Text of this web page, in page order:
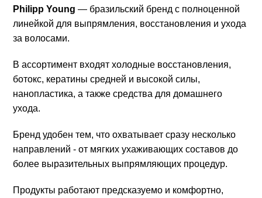
Philipp Young — бразильский бренд с полноценной
линейкой для выпрямления, восстановления и ухода
за волосами.
В ассортимент входят холодные восстановления,
ботокс, кератины средней и высокой силы,
нанопластика, а также средства для домашнего
ухода.
Бренд удобен тем, что охватывает сразу несколько
направлений - от мягких ухаживающих составов до
более выразительных выпрямляющих процедур.
Продукты работают предсказуемо и комфортно,